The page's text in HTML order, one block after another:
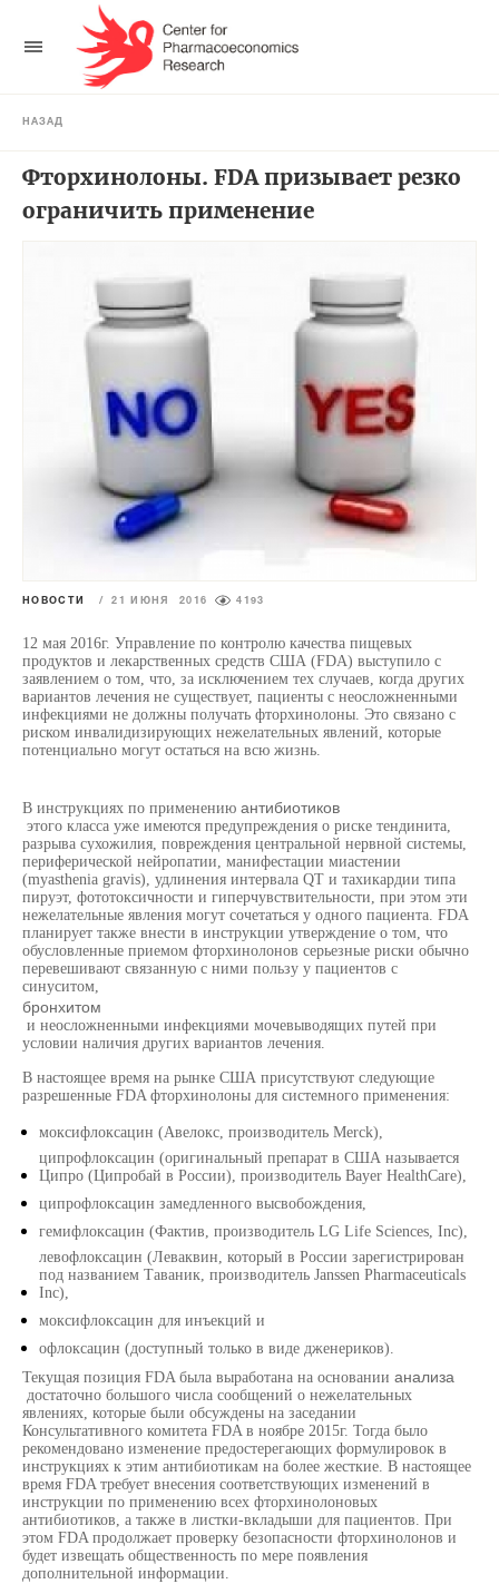
НАЗАД
Фторхинолоны. FDA призывает резко
ограничить применение
НОВОСТИ / 21 ИЮНЯ 2016 4193
12 мая 2016г. Управление по контролю качества пищевых
продуктов и лекарственных средств США (FDA) выступило с
заявлением о том, что, за исключением тех случаев, когда других
вариантов лечения не существует, пациенты с неосложненными
инфекциями не должны получать фторхинолоны. Это связано с
риском инвалидизирующих нежелательных явлений, которые
потенциально могут остаться на всю жизнь.
В инструкциях по применению антибиотиков
этого класса уже имеются предупреждения о риске тендинита,
разрыва сухожилия, повреждения центральной нервной системы,
периферической нейропатии, манифестации миастении
(myasthenia gravis), удлинения интервала QT и тахикардии типа
пируэт, фототоксичности и гиперчувствительности, при этом эти
нежелательные явления могут сочетаться у одного пациента. FDA
планирует также внести в инструкции утверждение о том, что
обусловленные приемом фторхинолонов серьезные риски обычно
перевешивают связанную с ними пользу у пациентов с
синуситом,
бронхитом
и неосложненными инфекциями мочевыводящих путей при
условии наличия других вариантов лечения.
В настоящее время на рынке США присутствуют следующие
разрешенные FDA фторхинолоны для системного применения:
моксифлоксацин (Авелокс, производитель Merck),
ципрофлоксацин (оригинальный препарат в США называется
Ципро (Ципробай в России), производитель Bayer HealthCare),
ципрофлоксацин замедленного высвобождения,
гемифлоксацин (Фактив, производитель LG Life Sciences, Inc),
левофлоксацин (Леваквин, который в России зарегистрирован
под названием Таваник, производитель Janssen Pharmaceuticals
Inc),
моксифлоксацин для инъекций и
офлоксацин (доступный только в виде дженериков).
Текущая позиция FDA была выработана на основании анализа
достаточно большого числа сообщений о нежелательных
явлениях, которые были обсуждены на заседании
Консультативного комитета FDA в ноябре 2015г. Тогда было
рекомендовано изменение предостерегающих формулировок в
инструкциях к этим антибиотикам на более жесткие. В настоящее
время FDA требует внесения соответствующих изменений в
инструкции по применению всех фторхинолоновых
антибиотиков, а также в листки-вкладыши для пациентов. При
этом FDA продолжает проверку безопасности фторхинолонов и
будет извещать общественность по мере появления
дополнительной информации.